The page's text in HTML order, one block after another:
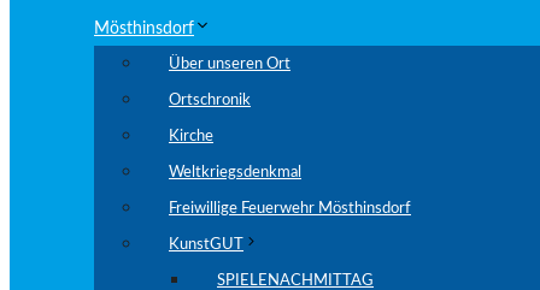
Mösthinsdorf
Über unseren Ort
Ortschronik
Kirche
Weltkriegsdenkmal
Freiwillige Feuerwehr Mösthinsdorf
KunstGUT
SPIELENACHMITTAG